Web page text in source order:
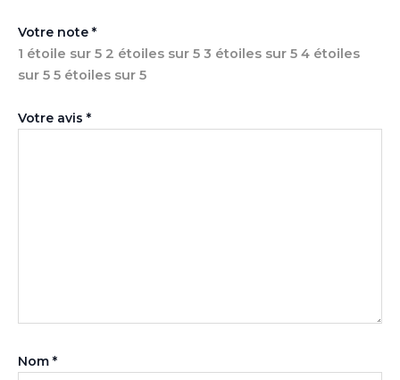
Votre note *
1 étoile sur 5 2 étoiles sur 5 3 étoiles sur 5 4 étoiles
sur 5 5 étoiles sur 5
Votre avis *
Nom *